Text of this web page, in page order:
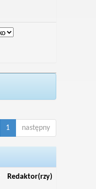
1 następny
Redaktor(rzy)